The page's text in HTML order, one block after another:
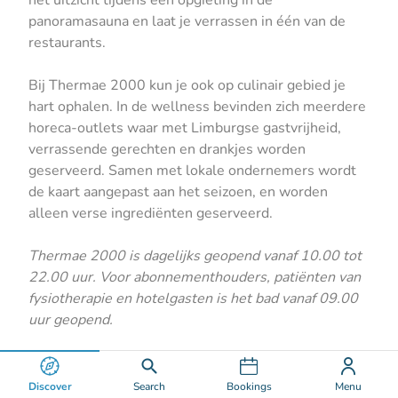
Discover Search Bookings Menu
panoramasauna en laat je verrassen in één van de
restaurants.
Bij Thermae 2000 kun je ook op culinair gebied je
hart ophalen. In de wellness bevinden zich meerdere
horeca-outlets waar met Limburgse gastvrijheid,
verrassende gerechten en drankjes worden
geserveerd. Samen met lokale ondernemers wordt
de kaart aangepast aan het seizoen, en worden
alleen verse ingrediënten geserveerd.
Thermae 2000 is dagelijks geopend vanaf 10.00 tot
22.00 uur. Voor abonnementhouders, patiënten van
fysiotherapie en hotelgasten is het bad vanaf 09.00
uur geopend.